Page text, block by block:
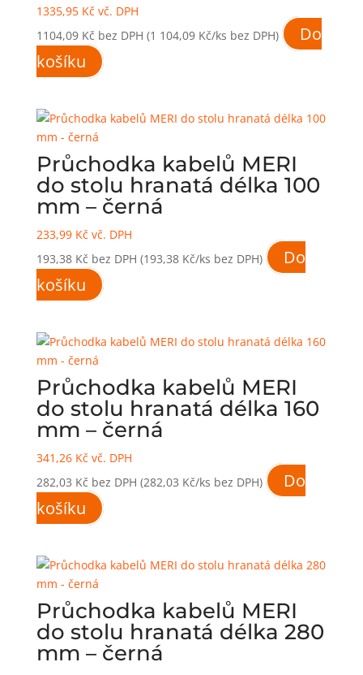
1335,95 Kč vč. DPH
1104,09 Kč bez DPH (1 104,09 Kč/ks bez DPH)
Do
košíku
Průchodka kabelů MERI
do stolu hranatá délka 100
mm – černá
233,99 Kč vč. DPH
193,38 Kč bez DPH (193,38 Kč/ks bez DPH)
Do
košíku
Průchodka kabelů MERI
do stolu hranatá délka 160
mm – černá
341,26 Kč vč. DPH
282,03 Kč bez DPH (282,03 Kč/ks bez DPH)
Do
košíku
Průchodka kabelů MERI
do stolu hranatá délka 280
mm – černá